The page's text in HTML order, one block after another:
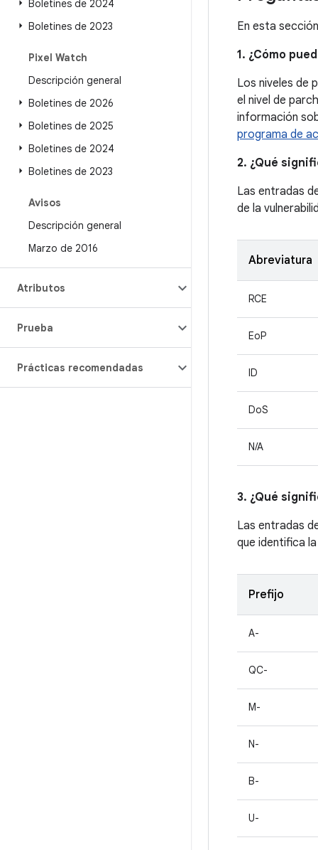
Boletines de 2024
Boletines de 2023
Pixel Watch
Descripción general
Boletines de 2026
Boletines de 2025
Boletines de 2024
Boletines de 2023
Avisos
Descripción general
Marzo de 2016
Atributos
Prueba
Prácticas recomendadas
En esta
1. ¿Cómo
Los niveles de
el nivel de
información
programa de
2. ¿Qué
Las entradas
de la
Abreviatura
RCE
EoP
ID
DoS
N/A
3. ¿Qué
Las entradas
que identifica
Prefijo
A-
QC-
M-
N-
B-
U-